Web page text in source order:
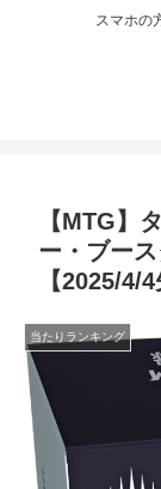
スマホの
【MTG】
ー・ブー
【2025/4/
当たりランキング